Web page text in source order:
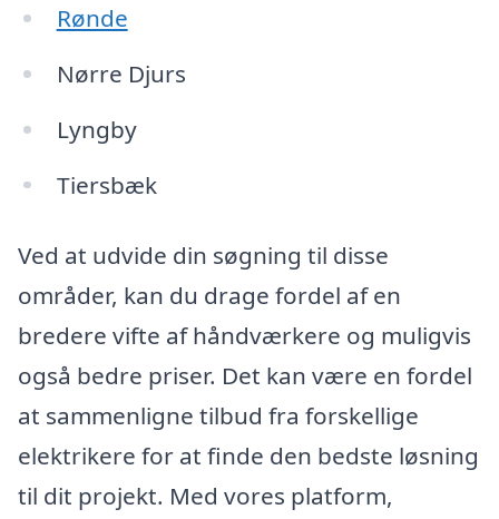
Rønde
Nørre Djurs
Lyngby
Tiersbæk
Ved at udvide din søgning til disse
områder, kan du drage fordel af en
bredere vifte af håndværkere og muligvis
også bedre priser. Det kan være en fordel
at sammenligne tilbud fra forskellige
elektrikere for at finde den bedste løsning
til dit projekt. Med vores platform,